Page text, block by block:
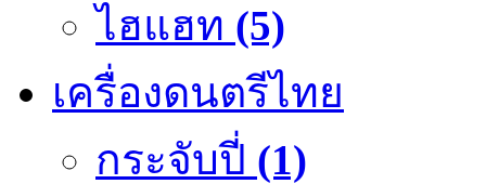
ไฮแฮท (5)
เครื่องดนตรีไทย
กระจับปี่ (1)